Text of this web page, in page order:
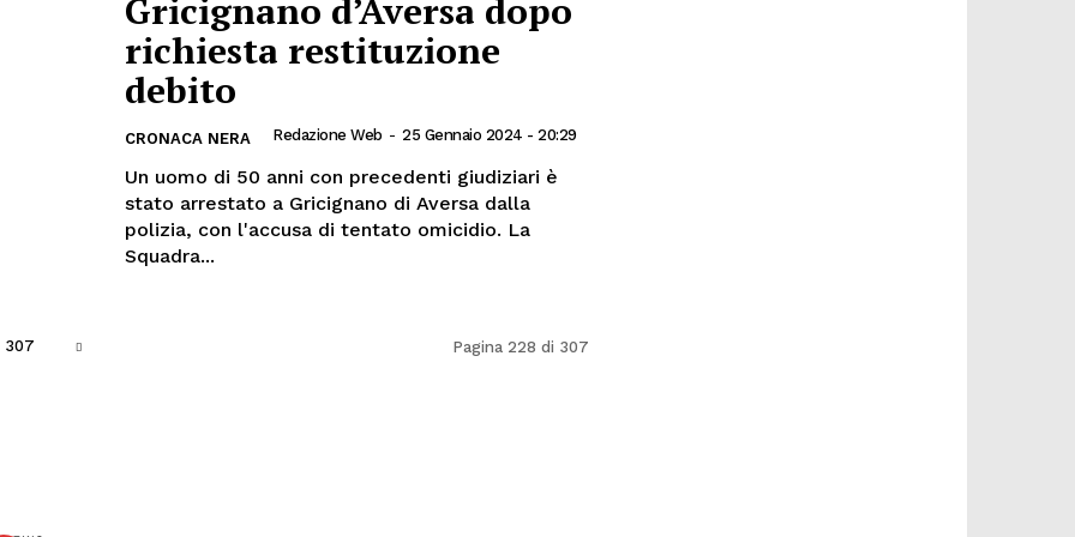
Gricignano d’Aversa dopo
richiesta restituzione
debito
CRONACA NERA Redazione Web - 25 Gennaio 2024 - 20:29
Un uomo di 50 anni con precedenti giudiziari è
stato arrestato a Gricignano di Aversa dalla
polizia, con l'accusa di tentato omicidio. La
Squadra...
307 Pagina 228 di 307